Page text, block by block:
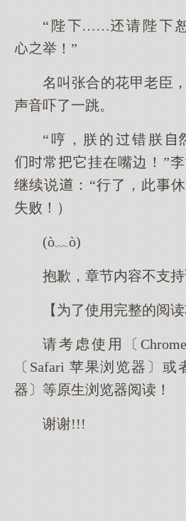
“陛……请陛恕
举！”
名叫张合的花甲老臣
声音吓了一跳。
“哼，朕的错朕
常它挂在嘴边！”李
继续说：“行了，此
失败！）
(ò﹏ò)
抱歉，章节内容不支
【为了使用完整的阅读
请考虑使用〔
〔Safari 苹果浏览器〕或
器〕等原生浏览器阅读！
谢谢!!!